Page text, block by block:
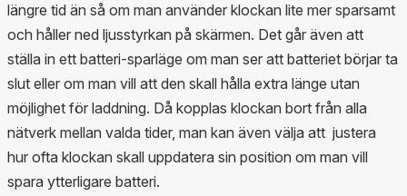
längre tid än så om man använder klockan lite mer sparsamt
och håller ned ljusstyrkan på skärmen. Det går även att
ställa in ett batteri-sparläge om man ser att batteriet börjar ta
slut eller om man vill att den skall hålla extra länge utan
möjlighet för laddning. Då kopplas klockan bort från alla
nätverk mellan valda tider, man kan även välja att justera
hur ofta klockan skall uppdatera sin position om man vill
spara ytterligare batteri.